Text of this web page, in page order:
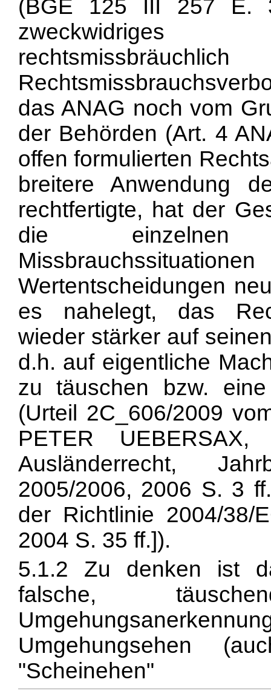
(BGE 125 III 257 E.
zweckwidriges
das ANAG noch vom
der Behörden (Art. 4
offen formulierten
breitere Anwendung
rechtfertigte, hat der
die einzelnen
Wertentscheidungen
es nahelegt, das
wieder stärker auf
d.h. auf eigentliche
zu täuschen bzw.
(Urteil 2C_606/2009
PETER
Ausländerrecht,
2005/2006, 2006 S. 3
der Richtlinie 2004/
2004 S. 35 ff.]).
5.1.2 Zu denken ist
falsche,
Umgehungsehen
"Scheinehen"